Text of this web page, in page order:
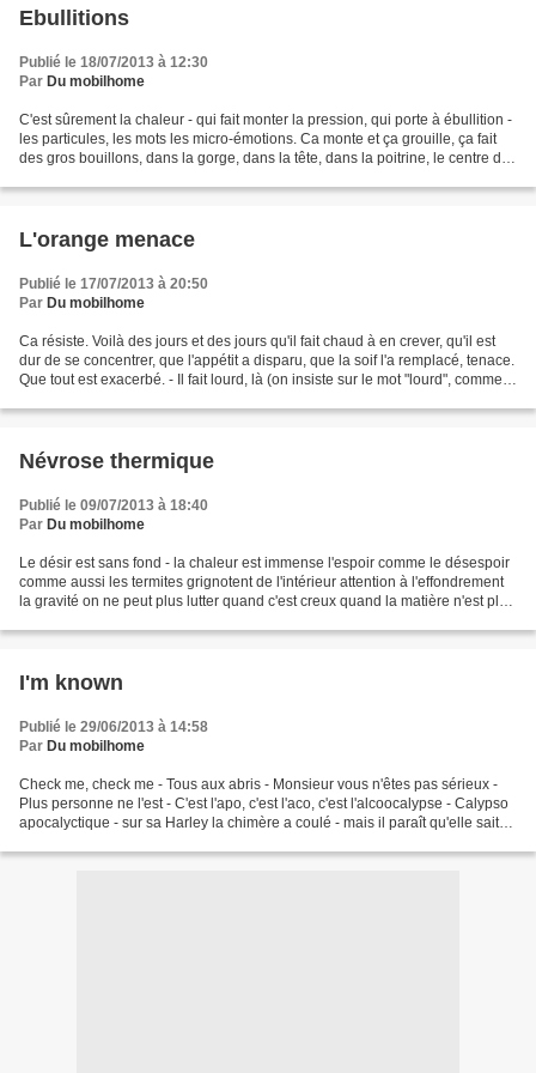
Ebullitions
Publié le 18/07/2013 à 12:30
Par Du mobilhome
C'est sûrement la chaleur - qui fait monter la pression, qui porte à ébullition -
les particules, les mots les micro-émotions. Ca monte et ça grouille, ça fait
des gros bouillons, dans la gorge, dans la tête, dans la poitrine, le centre de
L'orange menace
Publié le 17/07/2013 à 20:50
Par Du mobilhome
Ca résiste. Voilà des jours et des jours qu'il fait chaud à en crever, qu'il est
dur de se concentrer, que l'appétit a disparu, que la soif l'a remplacé, tenace.
Que tout est exacerbé. - Il fait lourd, là (on insiste sur le mot "lourd", comme
Névrose thermique
Publié le 09/07/2013 à 18:40
Par Du mobilhome
Le désir est sans fond - la chaleur est immense l'espoir comme le désespoir
comme aussi les termites grignotent de l'intérieur attention à l'effondrement
la gravité on ne peut plus lutter quand c'est creux quand la matière n'est plus
I'm known
Publié le 29/06/2013 à 14:58
Par Du mobilhome
Check me, check me - Tous aux abris - Monsieur vous n'êtes pas sérieux -
Plus personne ne l'est - C'est l'apo, c'est l'aco, c'est l'alcoocalypse - Calypso
apocalyctique - sur sa Harley la chimère a coulé - mais il paraît qu'elle sait